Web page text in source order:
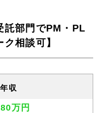
託部門でPM・PL
相談可】
収
万円